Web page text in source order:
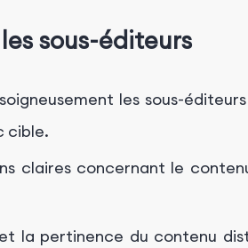
sous-éditeurs
les sous-
cible.
claires concernant le
la pertinence du contenu